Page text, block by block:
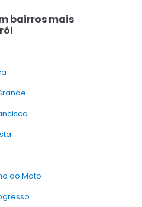
do Mato